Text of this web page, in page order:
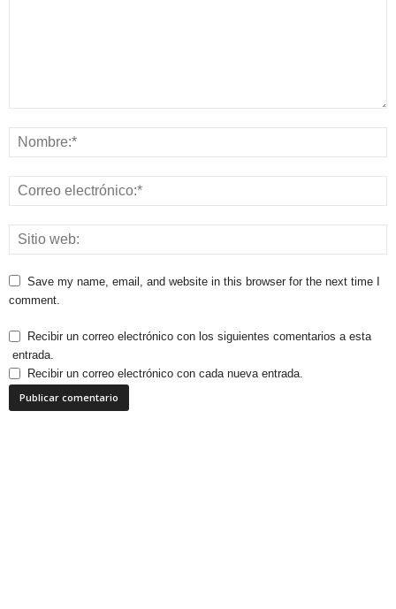
Save my name, email, and website in this browser for the next time I
comment.
Recibir un correo electrónico con los siguientes comentarios a esta
entrada.
Recibir un correo electrónico con cada nueva entrada.